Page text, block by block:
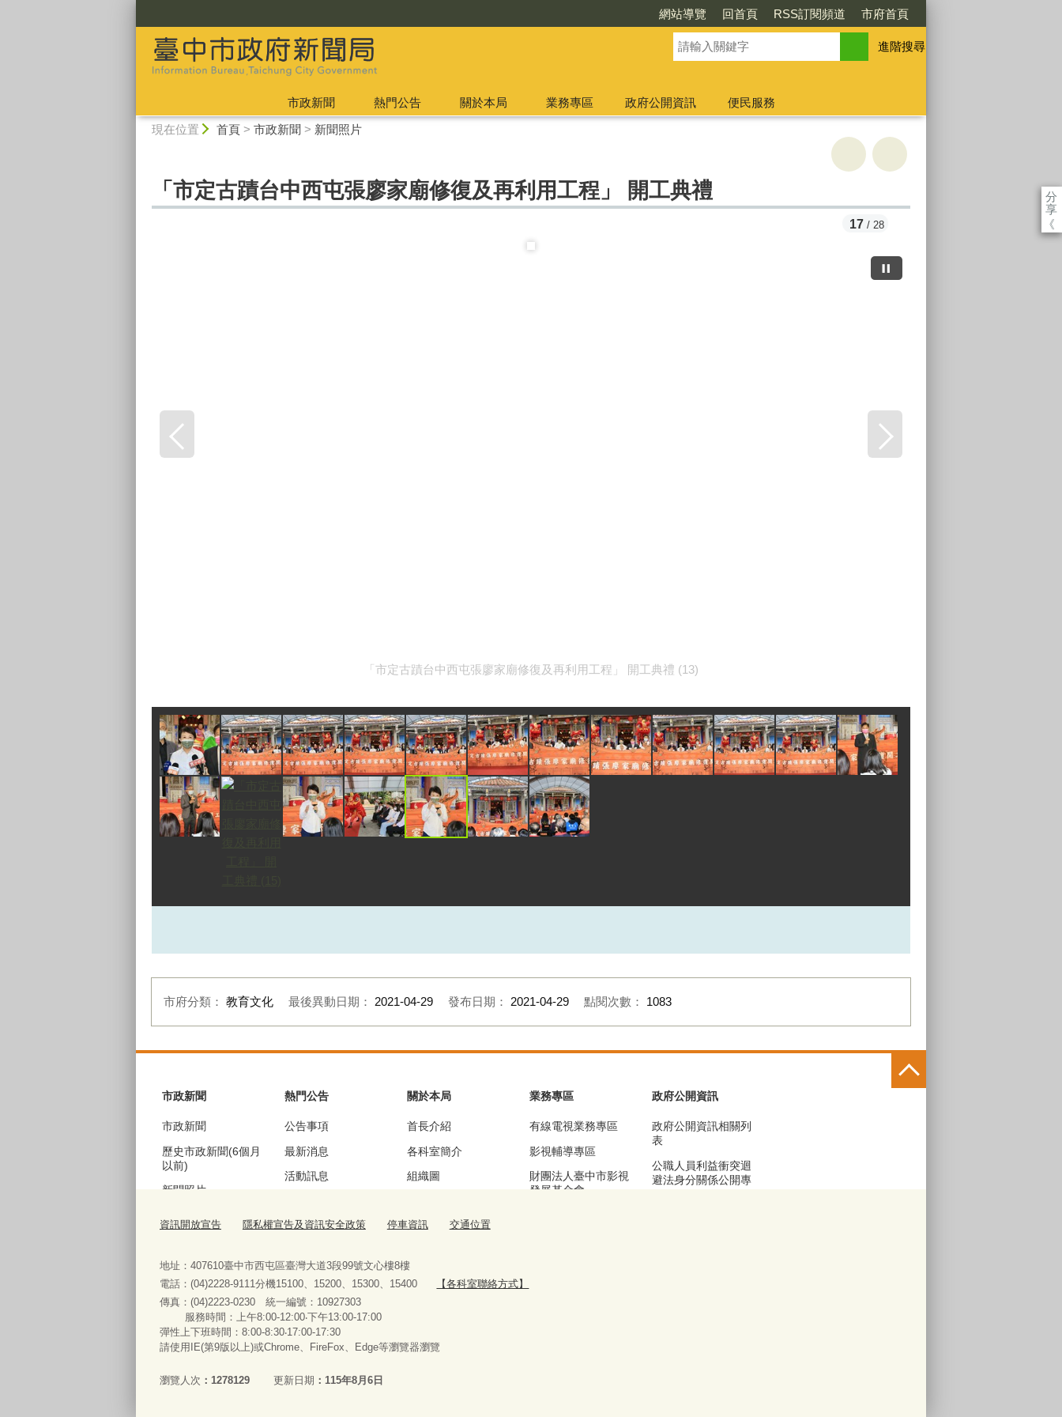
網站導覽 回首頁 RSS訂閱頻道 市府首頁
進階搜尋
市政新聞 熱門公告 關於本局 業務專區 政府公開資訊
便民服務
現在位置 首頁> 市政新聞 > 新聞照片
分
享
《
「市定古蹟台中西屯張廖家廟修復及再利用工程」 開工典禮
「市定古蹟台中西屯張廖家廟修復及再利用工程」 開工典禮 (13)
17 / 28
市府分類： 教育文化 最後異動日期： 2021-04-29 發布日期： 2021-04-29 點閱次數： 1083
市政新聞
市政新聞
歷史市政新聞(6個月
以前)
新聞照片
以前)
熱門公告
公告事項
最新消息
活動訊息
公聽會訊息
關於本局
首長介紹
各科室簡介
組織圖
交通位置
業務專區
有線電視業務專區
影視輔導專區
財團法人臺中市影視
發展基金會
政府公開資訊
政府公開資訊相關列
表
公職人員利益衝突迴
避法身分關係公開專
便民服務
法規查詢
表單下載與申辦
資訊開放宣告 隱私權宣告及資訊安全政策 停車資訊 交通位置
地址：407610臺中市西屯區臺灣大道3段99號文心樓8樓
電話：(04)2228-9111分機15100、15200、15300、15400
【各科室聯絡方式】
傳真：(04)2223-0230 統一編號 ： 10927303
服務時間：上午8:00-12:00‧下午13:00-17:00
彈性上下班時間：8:00-8:30‧17:00-17:30
請使用IE(第9版以上)或Chrome、FireFox、Edge等瀏覽器瀏覽
瀏覽人次 1278129 更新日期 115年8月6日